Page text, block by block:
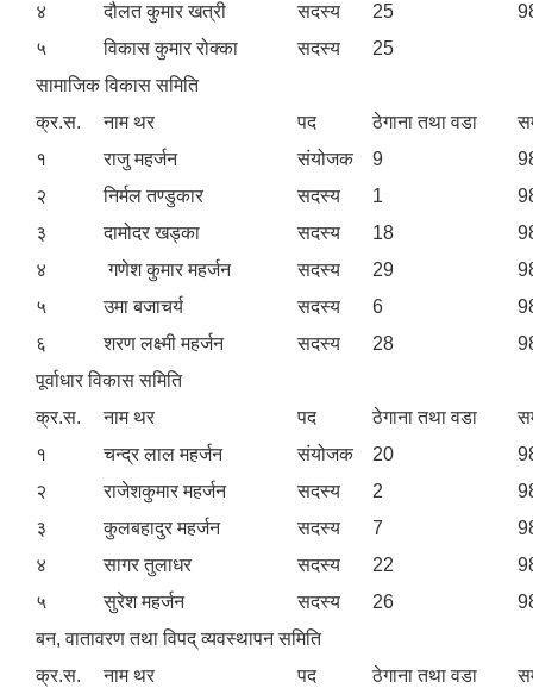
४
दौलत कुमार खत्री सदस्य 25
५
विकास कुमार रोक्का सदस्य
25
सामाजिक विकास समिति
क्र.स.
नाम थर पद ठेगाना तथा वडा
१
राजु महर्जन संयोजक 9
२
निर्मल तण्डुकार सदस्य 1
३
दामोदर खड्का सदस्य 18
४
गणेश कुमार महर्जन सदस्य 29
५
उमा बजाचर्य सदस्य 6
६
शरण लक्ष्मी महर्जन सदस्य 28
पूर्वाधार विकास समिति
क्र.स.
नाम थर पद ठेगाना तथा वडा
१
चन्द्र लाल महर्जन संयोजक 20
२
राजेशकुमार महर्जन सदस्य 2
३
कुलबहादुर महर्जन सदस्य 7
४
सागर तुलाधर सदस्य 22
५
सुरेश महर्जन सदस्य 26
बन, वातावरण तथा विपद्‌ व्यवस्थापन समिति
क्र.स.
नाम थर पद ठेगाना तथा वडा